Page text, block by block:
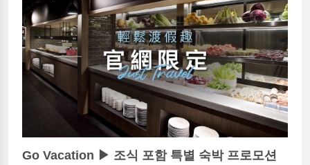
Go Vacation ▶ 조식 포함 특별 숙박 프로모션